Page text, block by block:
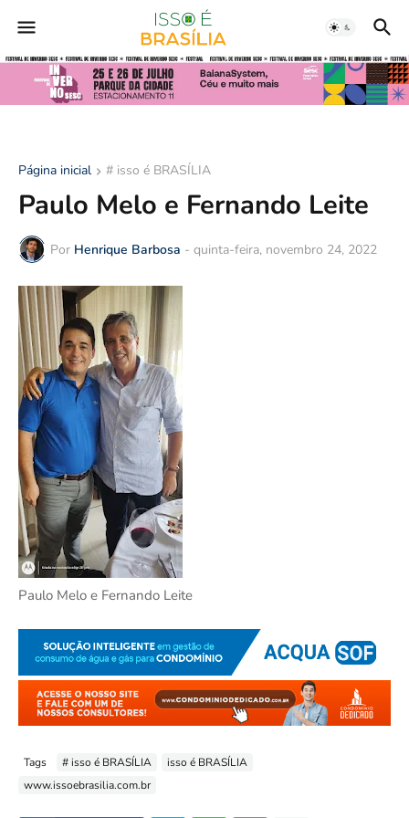
Página inicial # isso é BRASÍLIA
Paulo Melo e Fernando Leite
Por Henrique Barbosa - quinta-feira, novembro 24, 2022
Paulo Melo e Fernando Leite
Tags # isso é BRASÍLIA
isso é BRASÍLIA
www.issoebrasilia.com.br